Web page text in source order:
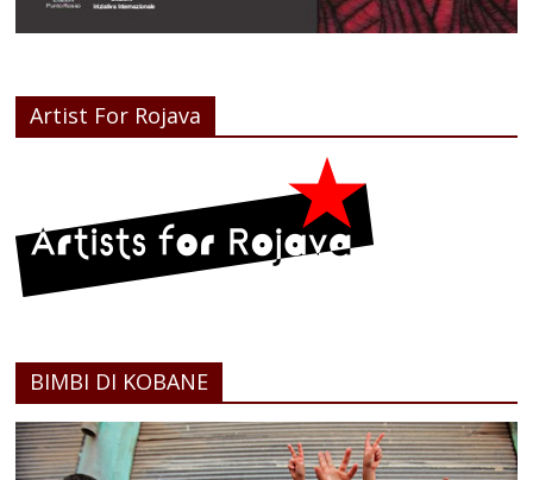
Artist For Rojava
BIMBI DI KOBANE